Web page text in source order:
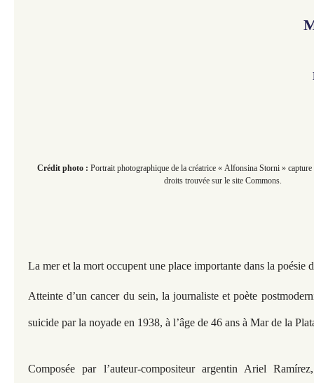
Crédit photo : Portrait photographique de la créatrice « Alfonsina Storni » capture
droits trouvée sur le site Commons.
La mer et la mort occupent une place importante dans la poésie
Atteinte d’un cancer du sein, la journaliste et poète
suicide par la noyade en 1938, à l’âge de 46 ans à Mar de la
Composée par l’auteur-compositeur argentin Ariel